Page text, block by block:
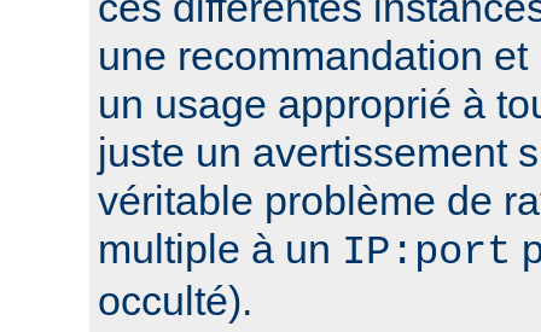
une recommandation
un usage approprié à
juste un avertissement
véritable problème de
multiple à un IP:port
occulté).